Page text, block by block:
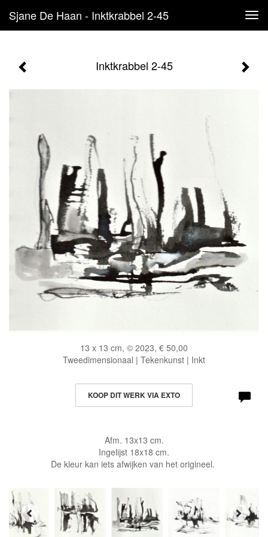
Sjane De Haan - Inktkrabbel 2-45
Inktkrabbel 2-45
13 x 13 cm, © 2023, € 50,00
Tweedimensionaal | Tekenkunst | Inkt
KOOP DIT WERK VIA EXTO
Afm. 13x13 cm.
Ingelijst 18x18 cm.
De kleur kan iets afwijken van het origineel.